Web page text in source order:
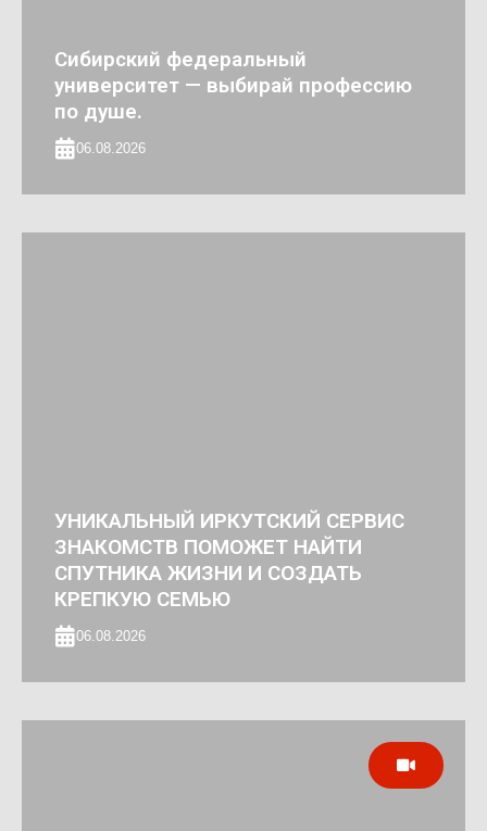
Сибирский федеральный
университет — выбирай профессию
по душе.
06.08.2026
УНИКАЛЬНЫЙ ИРКУТСКИЙ СЕРВИС
ЗНАКОМСТВ ПОМОЖЕТ НАЙТИ
СПУТНИКА ЖИЗНИ И СОЗДАТЬ
КРЕПКУЮ СЕМЬЮ
06.08.2026